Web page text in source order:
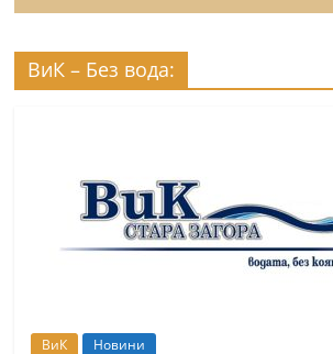
ВиК – Без вода:
ВиК Новини